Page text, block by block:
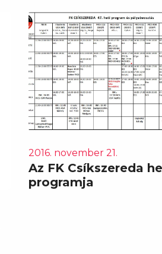
2016. november 21.
Az FK Csíkszereda
programja